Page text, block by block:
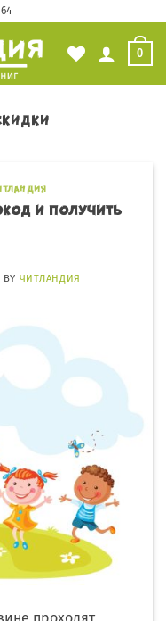
0
и получить
BY ЧИТЛАНДИЯ
проходят